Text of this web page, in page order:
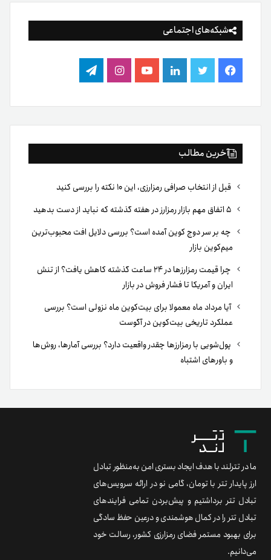
شبکه‌های اجتماعی
فیس
بوک
توییتر لینکدینیوتیوباینستاگرام
تلگرام
آخرین مطالب
قبل از انتخاب صرافی رمزارزی، این ۱۰ نکته را بررسی کنید
چه بر سر دوج کوین آمده است؟ بررسی دلایل افت محبوب‌ترین
میم‌کوین بازار
چرا قیمت رمزارزها در ۲۴ ساعت گذشته کاهش یافت؟ از تنش
ایران و آمریکا تا فشار فروش در بازار
آیا مرداد ماه معمولا برای بیت‌کوین ماه نزولی است؟ بررسی
عملکرد تاریخی بیت‌کوین در آگوست
پول‌شویی با رمزارزها چقدر واقعیت دارد؟ بررسی آمارها، روش‌ها
و باورهای اشتباه
ما در تترلند با هدف ایجاد بستری امن به‌منظور تبادل
ارز پایدار تتر با تومان، گامی نو در ارائه سرویس‌های
تبادل تتر برداشتیم و پیش‌بردن تمامی فرایندهای
تبادل تتر را در کمال هوشمندی و درعین حفظ سادگی
برای بهبود مستمر فضای رمزارزی کشور، رسالت خود
می‌دانیم.